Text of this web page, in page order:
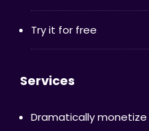
Try it for free
Services
Dramatically monetize